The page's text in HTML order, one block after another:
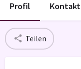
Profil Kontakt
Teilen